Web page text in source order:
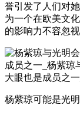
誉引发了人们对
为一个在欧美文
的影响力不容忽视
杨紫琼可能是光